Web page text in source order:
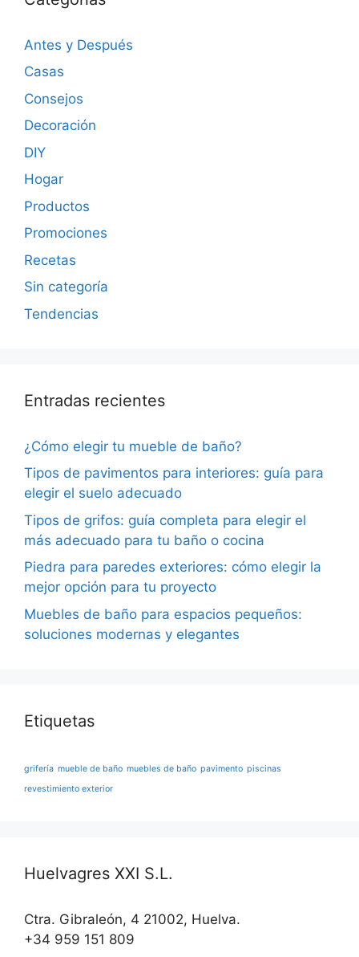
Antes y Después
Casas
Consejos
Decoración
DIY
Hogar
Productos
Promociones
Recetas
Sin categoría
Tendencias
Entradas recientes
¿Cómo elegir tu mueble de baño?
Tipos de pavimentos para interiores: guía para
elegir el suelo adecuado
Tipos de grifos: guía completa para elegir el
más adecuado para tu baño o cocina
Piedra para paredes exteriores: cómo elegir la
mejor opción para tu proyecto
Muebles de baño para espacios pequeños:
soluciones modernas y elegantes
Etiquetas
grifería mueble de baño muebles de baño pavimento piscinas
revestimiento exterior
Huelvagres XXI S.L.
Ctra. Gibraleón, 4 21002, Huelva.
+34 959 151 809